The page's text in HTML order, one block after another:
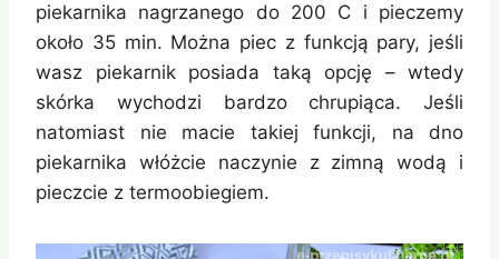
piekarnika nagrzanego do 200 C i pieczemy
około 35 min. Można piec z funkcją pary, jeśli
wasz piekarnik posiada taką opcję – wtedy
skórka wychodzi bardzo chrupiąca. Jeśli
natomiast nie macie takiej funkcji, na dno
piekarnika włóżcie naczynie z zimną wodą i
pieczcie z termoobiegiem.